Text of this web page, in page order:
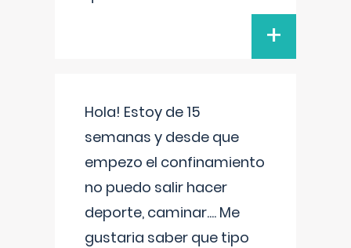
+
Hola! Estoy de 15
semanas y desde que
empezo el confinamiento
no puedo salir hacer
deporte, caminar.... Me
gustaria saber que tipo